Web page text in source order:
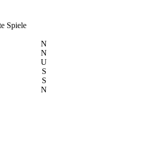
Spiele
N
N
U
S
S
N